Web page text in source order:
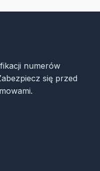
numerów
się przed